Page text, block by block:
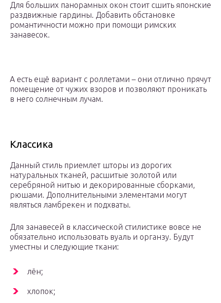
Для больших панорамных окон стоит сшить японские
раздвижные гардины. Добавить обстановке
романтичности можно при помощи римских
занавесок.
А есть ещё вариант с роллетами – они отлично прячут
помещение от чужих взоров и позволяют проникать
в него солнечным лучам.
Классика
Данный стиль приемлет шторы из дорогих
натуральных тканей, расшитые золотой или
серебряной нитью и декорированные сборками,
рюшами. Дополнительными элементами могут
являться ламбрекен и подхваты.
Для занавесей в классической стилистике вовсе не
обязательно использовать вуаль и органзу. Будут
уместны и следующие ткани:
лён;
хлопок;